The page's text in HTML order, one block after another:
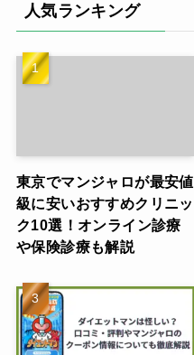
人気ランキング
東京でマンジャロが最安値
級に安いおすすめクリニッ
ク10選！オンライン診療
や保険診療も解説